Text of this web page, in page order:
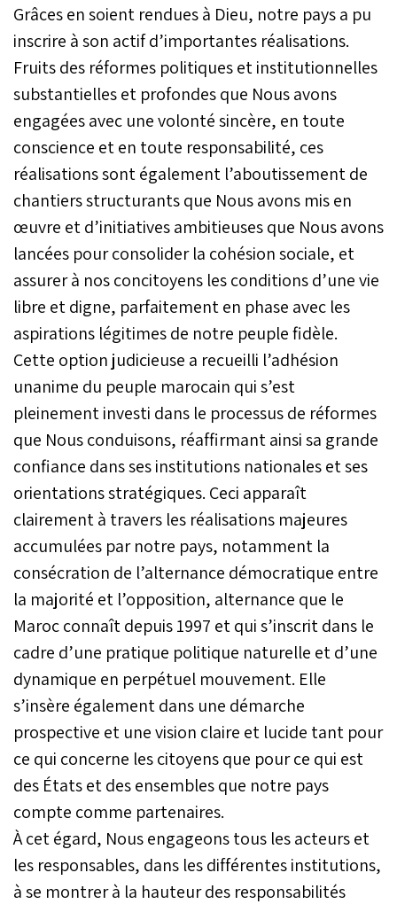
Grâces en soient rendues à Dieu, notre pays a pu
inscrire à son actif d’importantes réalisations.
Fruits des réformes politiques et institutionnelles
substantielles et profondes que Nous avons
engagées avec une volonté sincère, en toute
conscience et en toute responsabilité, ces
réalisations sont également l’aboutissement de
chantiers structurants que Nous avons mis en
œuvre et d’initiatives ambitieuses que Nous avons
lancées pour consolider la cohésion sociale, et
assurer à nos concitoyens les conditions d’une vie
libre et digne, parfaitement en phase avec les
aspirations légitimes de notre peuple fidèle.
Cette option judicieuse a recueilli l’adhésion
unanime du peuple marocain qui s’est
pleinement investi dans le processus de réformes
que Nous conduisons, réaffirmant ainsi sa grande
confiance dans ses institutions nationales et ses
orientations stratégiques. Ceci apparaît
clairement à travers les réalisations majeures
accumulées par notre pays, notamment la
consécration de l’alternance démocratique entre
la majorité et l’opposition, alternance que le
Maroc connaît depuis 1997 et qui s’inscrit dans le
cadre d’une pratique politique naturelle et d’une
dynamique en perpétuel mouvement. Elle
s’insère également dans une démarche
prospective et une vision claire et lucide tant pour
ce qui concerne les citoyens que pour ce qui est
des États et des ensembles que notre pays
compte comme partenaires.
À cet égard, Nous engageons tous les acteurs et
les responsables, dans les différentes institutions,
à se montrer à la hauteur des responsabilités